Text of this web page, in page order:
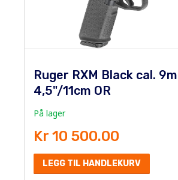
Ruger RXM Black cal.
4,5"/11cm OR
På lager
Kr 10 500.00
LEGG TIL HANDLEKURV